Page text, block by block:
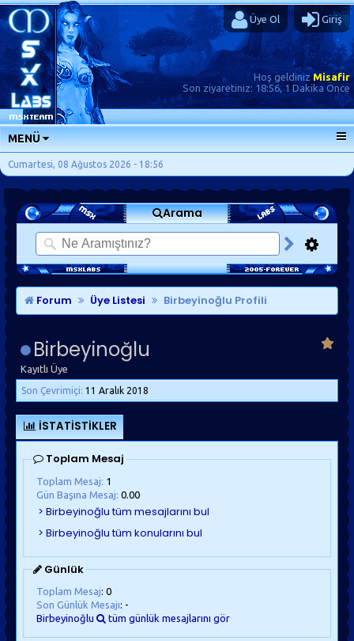
Üye Ol Giriş
Hoş geldinizMisafir
Son ziyaretiniz: 18:56, 1 Dakika Önce
MENÜ
ANA SAYFA
FORUMLAR
SORU-CEVAP
GÜNLÜKLER
SON MESAJLAR
KISAYOLLAR
Cumartesi, 08 Ağustos 2026 - 18:56
Arama
Forum Üye Listesi Birbeyinoğlu Profili
Birbeyinoğlu
Kayıtlı Üye
Son Çevrimiçi: 11 Aralık 2018
İSTATISTIKLER
Toplam Mesaj
Toplam Mesaj: 1
Gün Başına Mesaj: 0.00
Günlük
Toplam Mesaj: 0
Son Günlük Mesajı : -
Birbeyinoğlu
tüm günlük mesajlarını gör